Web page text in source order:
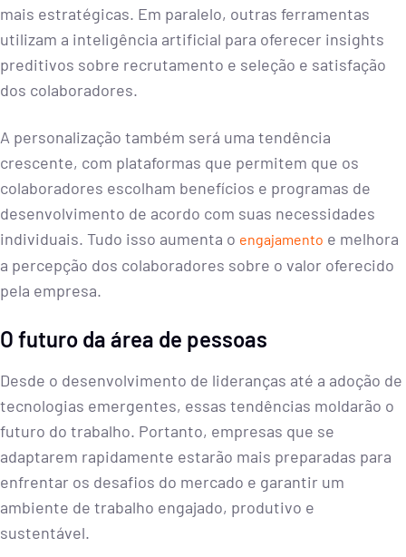
mais estratégicas. Em paralelo, outras ferramentas
utilizam a inteligência artificial para oferecer insights
preditivos sobre recrutamento e seleção e satisfação
dos colaboradores.
A personalização também será uma tendência
crescente, com plataformas que permitem que os
colaboradores escolham benefícios e programas de
desenvolvimento de acordo com suas necessidades
individuais. Tudo isso aumenta o engajamento e melhora
a percepção dos colaboradores sobre o valor oferecido
pela empresa.
O futuro da área de pessoas
Desde o desenvolvimento de lideranças até a adoção de
tecnologias emergentes, essas tendências moldarão o
futuro do trabalho. Portanto, empresas que se
adaptarem rapidamente estarão mais preparadas para
enfrentar os desafios do mercado e garantir um
ambiente de trabalho engajado, produtivo e
sustentável.